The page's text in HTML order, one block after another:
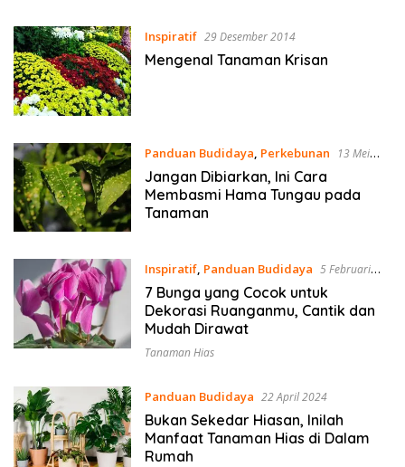
Inspiratif 29 Desember 2014
Mengenal Tanaman Krisan
Panduan Budidaya, Perkebunan
13 Mei
2025
Jangan Dibiarkan, Ini Cara
Membasmi Hama Tungau pada
Tanaman
Inspiratif, Panduan Budidaya 5 Februari
2025
7 Bunga yang Cocok untuk
Dekorasi Ruanganmu, Cantik dan
Mudah Dirawat
Tanaman Hias
Panduan Budidaya 22 April 2024
Bukan Sekedar Hiasan, Inilah
Manfaat Tanaman Hias di Dalam
Rumah